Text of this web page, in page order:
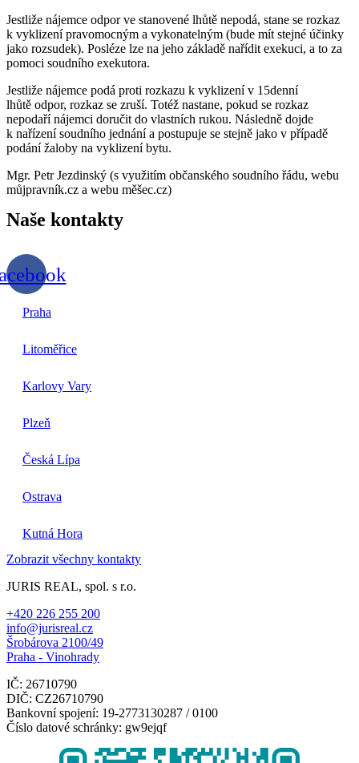
Jestliže nájemce odpor ve stanovené lhůtě nepodá, stane se rozkaz
k vyklizení pravomocným a vykonatelným (bude mít stejné účinky
jako rozsudek). Posléze lze na jeho základě nařídit exekuci, a to za
pomoci soudního exekutora.
Jestliže nájemce podá proti rozkazu k vyklizení v 15denní
lhůtě odpor, rozkaz se zruší. Totéž nastane, pokud se rozkaz
nepodaří nájemci doručit do vlastních rukou. Následně dojde
k nařízení soudního jednání a postupuje se stejně jako v případě
podání žaloby na vyklizení bytu.
Mgr. Petr Jezdinský (s využitím občanského soudního řádu, webu
můjpravník.cz a webu měšec.cz)
Naše kontakty
Praha
Litoměřice
Karlovy Vary
Plzeň
Česká Lípa
Ostrava
Kutná Hora
Zobrazit všechny kontakty
JURIS REAL, spol. s r.o.
+420 226 255 200
info@jurisreal.cz
Šrobárova 2100/49
Praha - Vinohrady
IČ: 26710790
DIČ: CZ26710790
Bankovní spojení: 19-2773130287 / 0100
Číslo datové schránky: gw9ejqf